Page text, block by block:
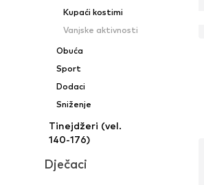
Kupaći kostimi
Vanjske aktivnosti
Obuća
Sport
Dodaci
Sniženje
Tinejdžeri (vel.
140-176)
Dječaci